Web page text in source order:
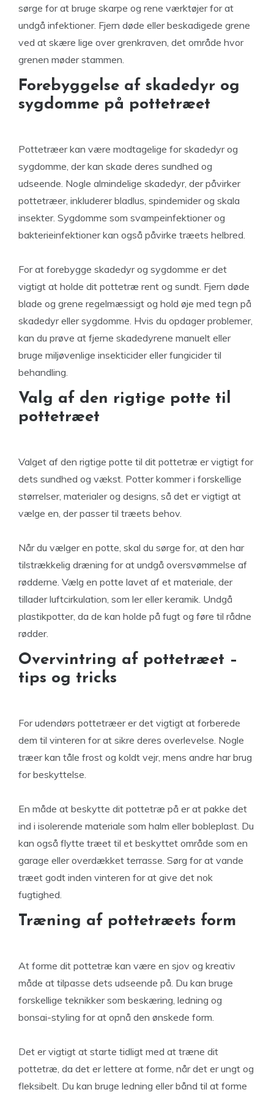
sørge for at bruge skarpe og rene værktøjer for at
undgå infektioner. Fjern døde eller beskadigede grene
ved at skære lige over grenkraven, det område hvor
grenen møder stammen.
Forebyggelse af skadedyr og
sygdomme på pottetræet
Pottetræer kan være modtagelige for skadedyr og
sygdomme, der kan skade deres sundhed og
udseende. Nogle almindelige skadedyr, der påvirker
pottetræer, inkluderer bladlus, spindemider og skala
insekter. Sygdomme som svampeinfektioner og
bakterieinfektioner kan også påvirke træets helbred.
For at forebygge skadedyr og sygdomme er det
vigtigt at holde dit pottetræ rent og sundt. Fjern døde
blade og grene regelmæssigt og hold øje med tegn på
skadedyr eller sygdomme. Hvis du opdager problemer,
kan du prøve at fjerne skadedyrene manuelt eller
bruge miljøvenlige insekticider eller fungicider til
behandling.
Valg af den rigtige potte til
pottetræet
Valget af den rigtige potte til dit pottetræ er vigtigt for
dets sundhed og vækst. Potter kommer i forskellige
størrelser, materialer og designs, så det er vigtigt at
vælge en, der passer til træets behov.
Når du vælger en potte, skal du sørge for, at den har
tilstrækkelig dræning for at undgå oversvømmelse af
rødderne. Vælg en potte lavet af et materiale, der
tillader luftcirkulation, som ler eller keramik. Undgå
plastikpotter, da de kan holde på fugt og føre til rådne
rødder.
Overvintring af pottetræet –
tips og tricks
For udendørs pottetræer er det vigtigt at forberede
dem til vinteren for at sikre deres overlevelse. Nogle
træer kan tåle frost og koldt vejr, mens andre har brug
for beskyttelse.
En måde at beskytte dit pottetræ på er at pakke det
ind i isolerende materiale som halm eller bobleplast. Du
kan også flytte træet til et beskyttet område som en
garage eller overdækket terrasse. Sørg for at vande
træet godt inden vinteren for at give det nok
fugtighed.
Træning af pottetræets form
At forme dit pottetræ kan være en sjov og kreativ
måde at tilpasse dets udseende på. Du kan bruge
forskellige teknikker som beskæring, ledning og
bonsai-styling for at opnå den ønskede form.
Det er vigtigt at starte tidligt med at træne dit
pottetræ, da det er lettere at forme, når det er ungt og
fleksibelt. Du kan bruge ledning eller bånd til at forme